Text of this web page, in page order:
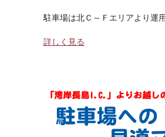
駐車場は北Ｃ～Ｆエリアより運
詳しく見る